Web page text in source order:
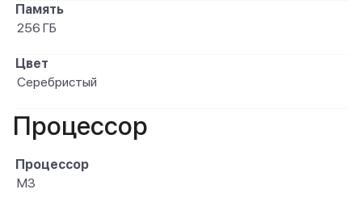
Память
256 ГБ
Цвет
Серебристый
Процессор
Процессор
M3